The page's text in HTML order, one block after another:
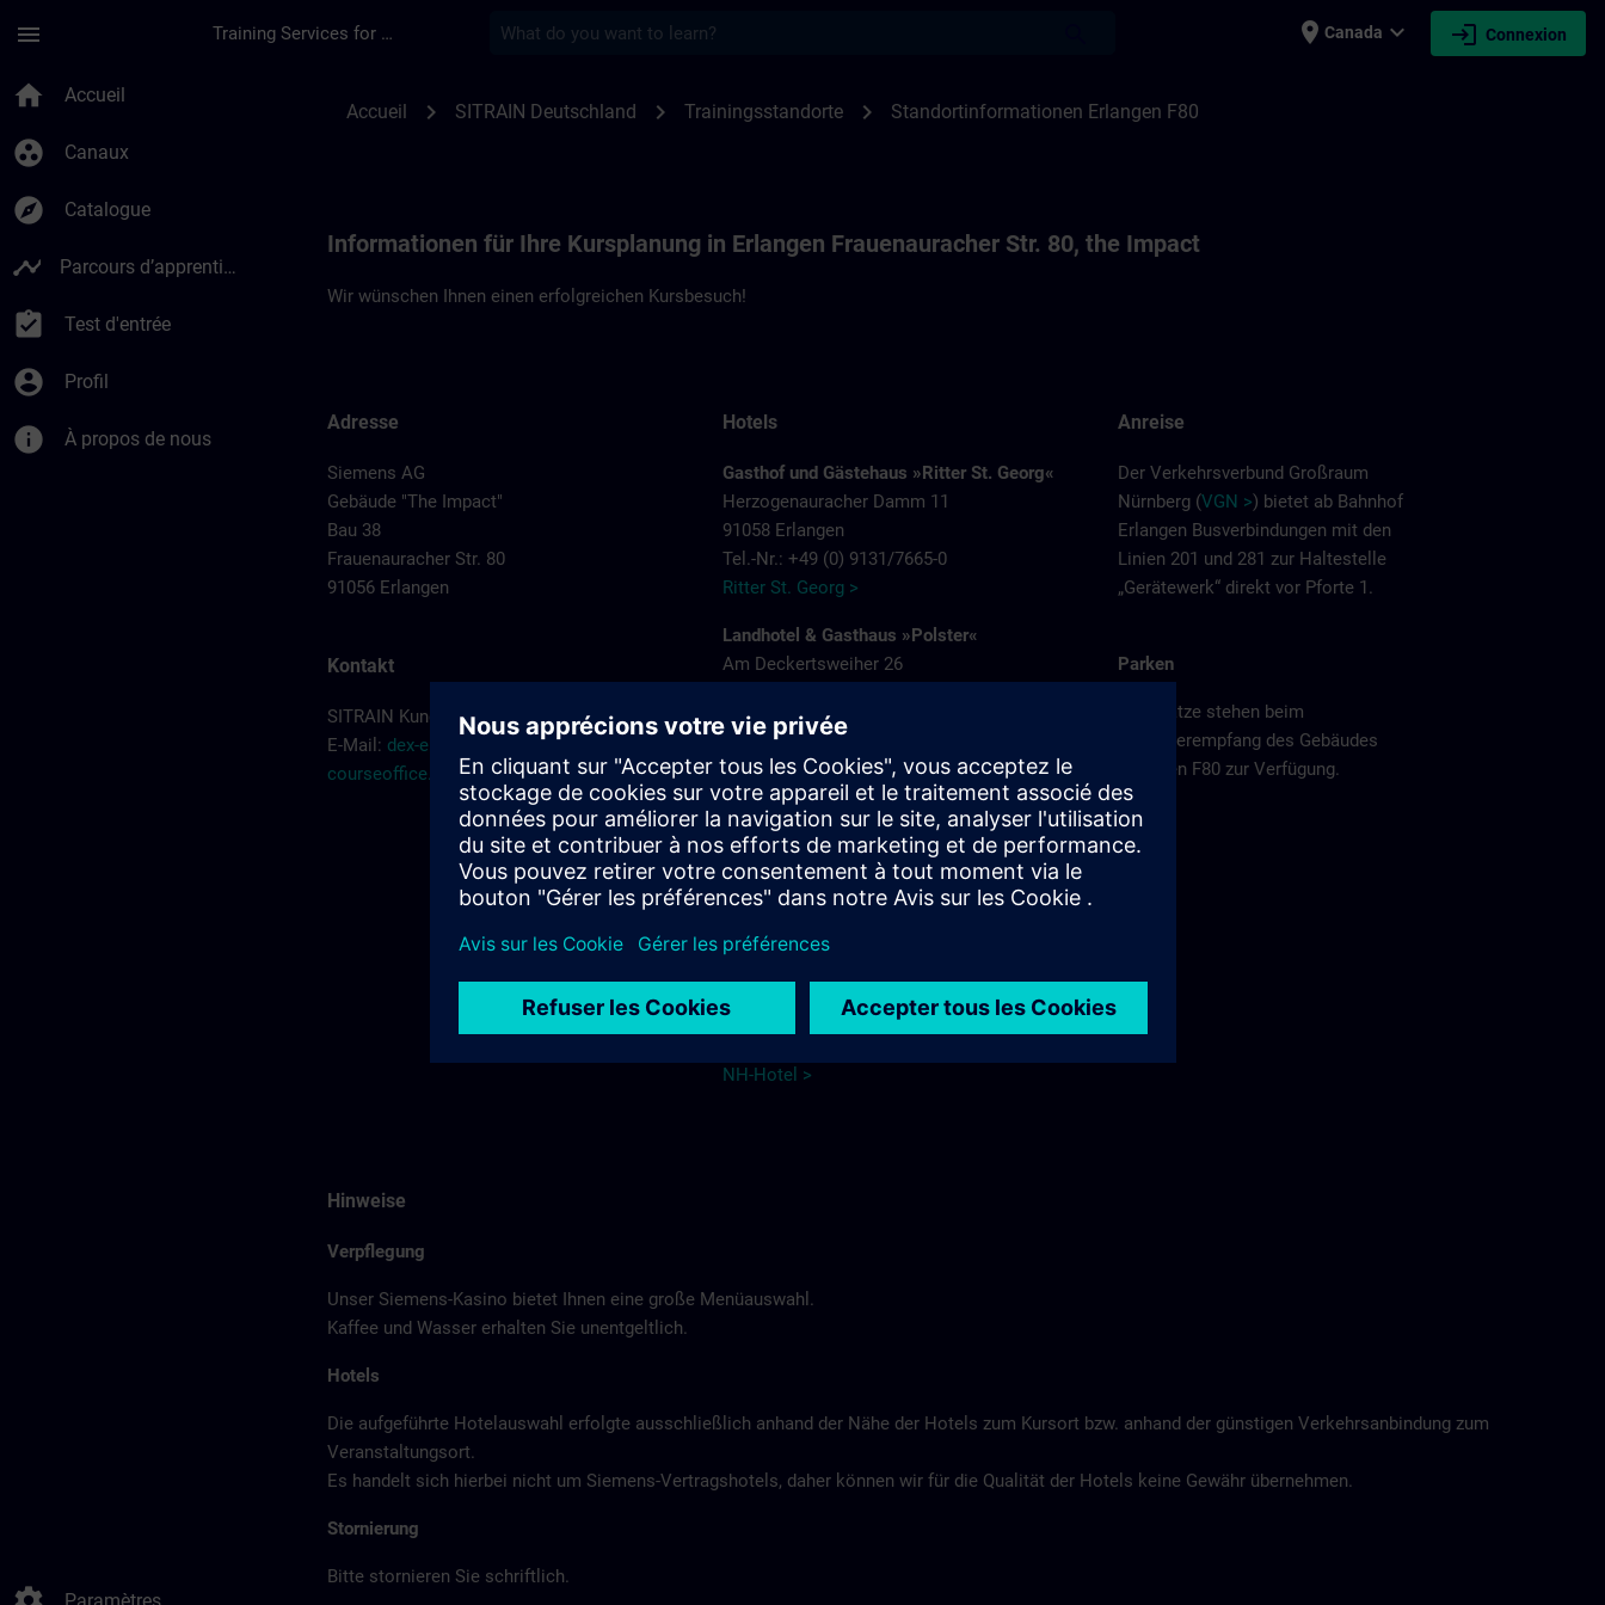
menu Training Services for Digital Industries place Canada expand_more login Connexion
home Accueil
group_work Canaux
explore Catalogue
timeline Parcours d’apprentissage
assignment_turned_in Test d'entrée
account_circle Profil
info À propos de nous
Accueil chevron_right SITRAIN Deutschland chevron_right Trainingsstandorte chevron_right Standortinformationen Erlangen F80
Informationen für Ihre Kursplanung in Erlangen Frauenauracher Str. 80, the Impact
Wir wünschen Ihnen einen erfolgreichen Kursbesuch!
Adresse
Siemens AG
Gebäude "The Impact"
Bau 38
Frauenauracher Str. 80
91056 Erlangen
Kontakt
SITRAIN Kundenberatung
E-Mail: dex-erlangen-
courseoffice.de@siemens.com
Hotels
Gasthof und Gästehaus »Ritter St. Georg«
Herzogenauracher Damm 11
91058 Erlangen
Tel.-Nr.: +49 (0) 9131/7665-0
Ritter St. Georg >
Landhotel & Gasthaus »Polster«
Am Deckertsweiher 26
Tel.: + 49 (0) 9131/7554-0
Hotel Bayerischer Hof
Schuhstraße 31
91052 Erlangen
Tel.: +49 (0) 9131 7850
Hotel Bayerischer Hof Erlangen >
NH-Hotel
Beethovenstraße 3
91052 Erlangen
NH-Hotel >
Anreise
Der Verkehrsverbund Großraum
Nürnberg (VGN >) bietet ab Bahnhof
Erlangen Busverbindungen mit den
Linien 201 und 281 zur Haltestelle
„Gerätewerk“ direkt vor Pforte 1.
Parken
Parkplätze stehen beim
Besucherempfang des Gebäudes
Erlangen F80 zur Verfügung.
Hinweise
Verpflegung
Unser Siemens-Kasino bietet Ihnen eine große Menüauswahl.
Kaffee und Wasser erhalten Sie unentgeltlich.
Hotels
Die aufgeführte Hotelauswahl erfolgte ausschließlich anhand der Nähe der Hotels zum Kursort bzw. anhand der günstigen Verkehrsanbindung zum
Veranstaltungsort.
Es handelt sich hierbei nicht um Siemens-Vertragshotels, daher können wir für die Qualität der Hotels keine Gewähr übernehmen.
Stornierung
Bitte stornieren Sie schriftlich.